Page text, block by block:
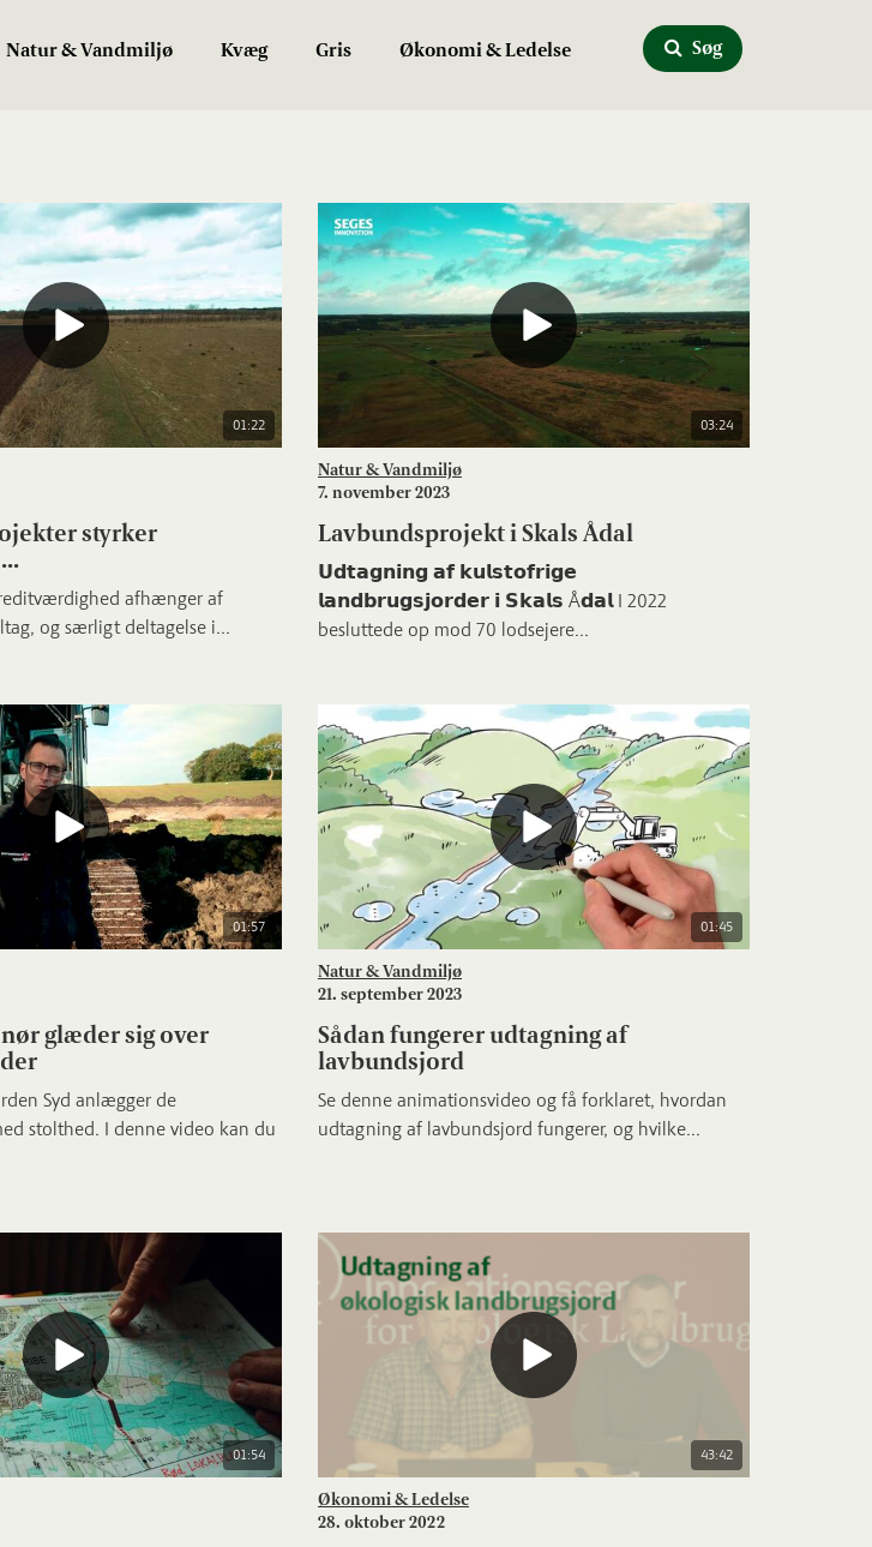
Natur & Vandmiljø Kvæg Gris Økonomi & Ledelse Søg
01:22
styrker
afhænger af
og særligt deltagelse i...
03:24
Natur & Vandmiljø
7. november 2023
Lavbundsprojekt i Skals Ådal
𝗨𝗱𝘁𝗮𝗴𝗻𝗶𝗻𝗴 𝗮𝗳 𝗸𝘂𝗹𝘀𝘁𝗼𝗳𝗿𝗶𝗴𝗲
𝗹𝗮𝗻𝗱𝗯𝗿𝘂𝗴𝘀𝗷𝗼𝗿𝗱𝗲𝗿 𝗶 𝗦𝗸𝗮𝗹𝘀 Å𝗱𝗮𝗹 I 2022
besluttede op mod 70 lodsejere...
01:57
glæder sig over
Syd anlægger de
stolthed. I denne video kan du
01:45
Natur & Vandmiljø
21. september 2023
Sådan fungerer udtagning af
lavbundsjord
Se denne animationsvideo og få forklaret, hvordan
udtagning af lavbundsjord fungerer, og hvilke...
01:54 43:42
Økonomi & Ledelse
28. oktober 2022